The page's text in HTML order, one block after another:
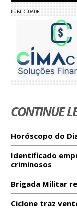
PUBLICIDADE
CONTINUE
Horóscopo do
Identificado
criminosos
Brigada Militar
Ciclone traz